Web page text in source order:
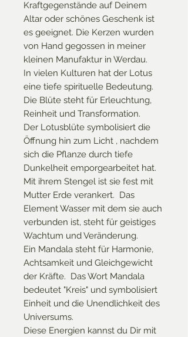
Kraftgegenstände auf Deinem
Altar oder schönes Geschenk ist
es geeignet. Die Kerzen wurden
von Hand gegossen in meiner
kleinen Manufaktur in Werdau.
In vielen Kulturen hat der Lotus
eine tiefe spirituelle Bedeutung.
Die Blüte steht für Erleuchtung,
Reinheit und Transformation.
Der Lotusblüte symbolisiert die
Öffnung hin zum Licht , nachdem
sich die Pflanze durch tiefe
Dunkelheit emporgearbeitet hat.
Mit ihrem Stengel ist sie fest mit
Mutter Erde verankert. Das
Element Wasser mit dem sie auch
verbunden ist, steht für geistiges
Wachtum und Veränderung.
Ein Mandala steht für Harmonie,
Achtsamkeit und Gleichgewicht
der Kräfte. Das Wort Mandala
bedeutet "Kreis" und symbolisiert
Einheit und die Unendlichkeit des
Universums.
Diese Energien kannst du Dir mit